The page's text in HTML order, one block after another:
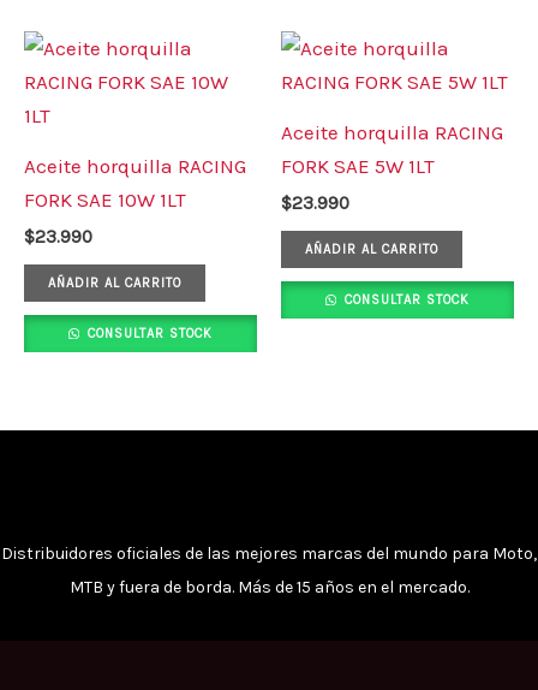
Aceite horquilla RACING
FORK SAE 10W 1LT
$23.990
AÑADIR AL CARRITO
CONSULTAR STOCK
Aceite horquilla RACING
FORK SAE 5W 1LT
$23.990
AÑADIR AL CARRITO
CONSULTAR STOCK
Distribuidores oficiales de las mejores marcas del mundo para Moto,
MTB y fuera de borda. Más de 15 años en el mercado.